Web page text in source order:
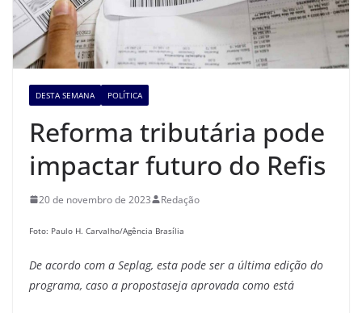
DESTA SEMANA POLÍTICA
Reforma tributária pode
impactar futuro do Refis
20 de novembro de 2023 Redação
Foto: Paulo H. Carvalho/Agência Brasília
De acordo com a Seplag, esta pode ser a última edição do
programa, caso a propostaseja aprovada como está